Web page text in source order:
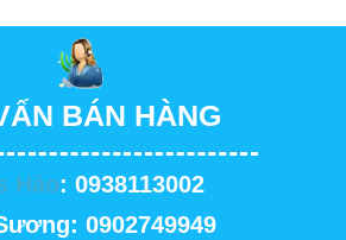
BÁN HÀNG
Hảo: 0938113002
0902749949